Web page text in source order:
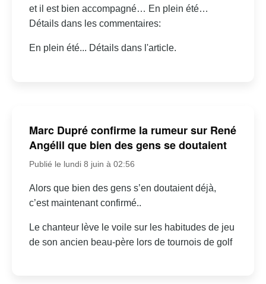
et il est bien accompagné… En plein été…
Détails dans les commentaires:
En plein été... Détails dans l'article.
Marc Dupré confirme la rumeur sur René
Angélil que bien des gens se doutaient
Publié le lundi 8 juin à 02:56
Alors que bien des gens s’en doutaient déjà,
c’est maintenant confirmé..
Le chanteur lève le voile sur les habitudes de jeu
de son ancien beau-père lors de tournois de golf